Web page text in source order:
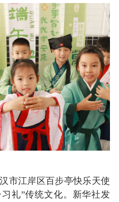
市江岸区百步亭快乐天使
礼”传统文化。新华社发